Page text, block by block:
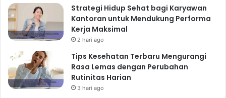
Strategi Hidup Sehat bagi Karyawan
Kantoran untuk Mendukung Performa
Kerja Maksimal
2 hari ago
Tips Kesehatan Terbaru Mengurangi
Rasa Lemas dengan Perubahan
Rutinitas Harian
3 hari ago